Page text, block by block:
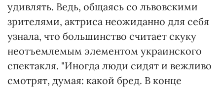
удивлять. Ведь, общаясь со львовскими
зрителями, актриса неожиданно для себя
узнала, что большинство считает скуку
неотъемлемым элементом украинского
спектакля. "Иногда люди сидят и вежливо
смотрят, думая: какой бред. В конце